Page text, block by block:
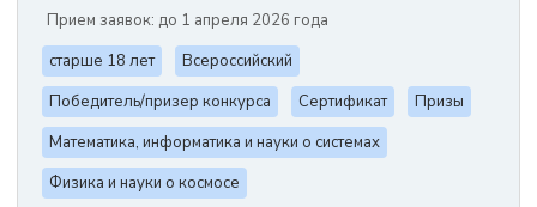
Прием заявок: до 1 апреля 2026 года
старше 18 лет
Всероссийский
Победитель/призер конкурса
Сертификат
Призы
Математика, информатика и науки о системах
Физика и науки о космосе